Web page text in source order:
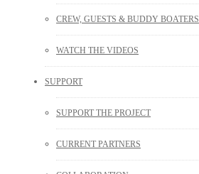
CREW, GUESTS & BUDDY BOATERS
WATCH THE VIDEOS
SUPPORT
SUPPORT THE PROJECT
CURRENT PARTNERS